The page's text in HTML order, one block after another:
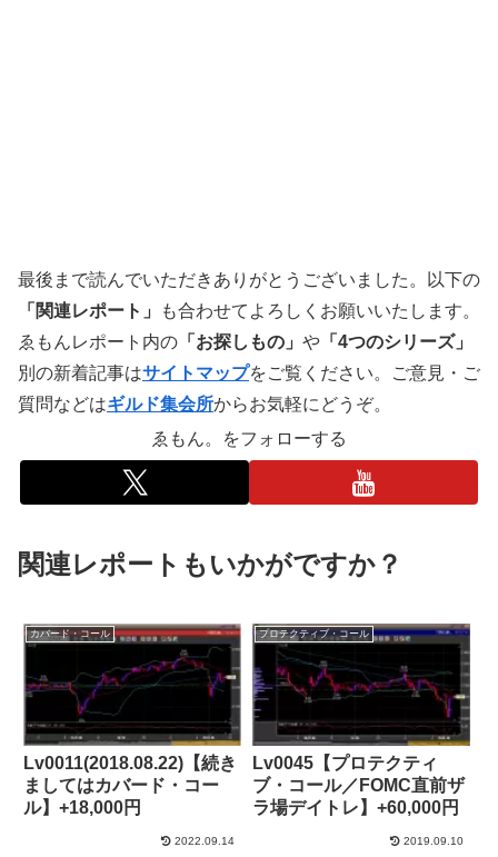
最後まで読んでいただきありがとうございました。以下の
「関連レポート」
も合わせてよろしくお願いいたします。
ゑもんレポート内の 「お探しもの」 や 「4つのシリーズ」
別の新着記事はサイトマップをご覧ください。ご意見・ご
質問などはギルド集会所からお気軽にどうぞ。
ゑもん。をフォローする
関連レポートもいかがですか？
カバード・コール
Lv0011(2018.08.22)【続き
ましてはカバード・コー
ル】+18,000円
2022.09.14
プロテクティブ・コール
Lv0045【プロテクティ
ブ・コール／FOMC直前ザ
ラ場デイトレ】+60,000円
2019.09.10